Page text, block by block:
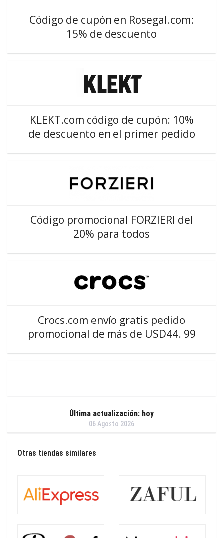
Código de cupón en Rosegal.com:
15% de descuento
KLEKT.com código de cupón: 10%
de descuento en el primer pedido
Código promocional FORZIERI del
20% para todos
Crocs.com envío gratis pedido
promocional de más de USD44. 99
Última actualización: hoy
06 Agosto 2026
Otras tiendas similares